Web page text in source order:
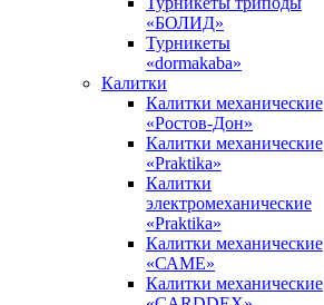
«БОЛИД»
Турникеты
«dormakaba»
Калитки
Калитки механические
«Ростов-Дон»
Калитки механические
«Praktika»
Калитки
электромеханические
«Praktika»
Калитки механические
«САМЕ»
Калитки механические